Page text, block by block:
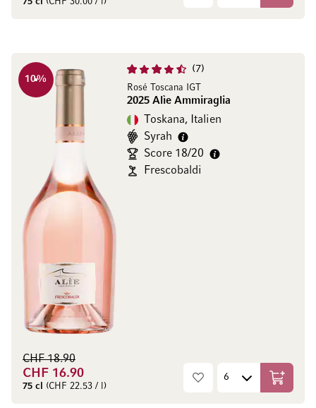
7
Rosé Toscana IGT
2025 Alìe Ammiraglia
10%
Toskana, Italien
Syrah
Score 18/20
Frescobaldi
CHF 16.90
CHF 18.90
75 cl (CHF 22.53 / l) In den